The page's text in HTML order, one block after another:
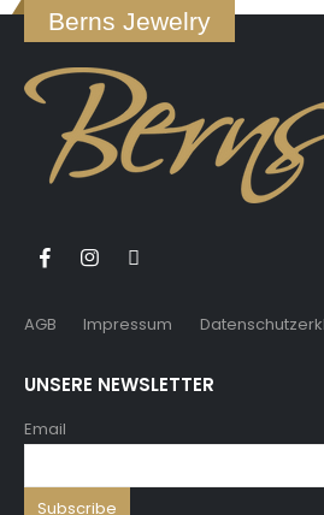
Berns Jewelry
AGB Impressum
UNSERE NEWSLETTER
Email